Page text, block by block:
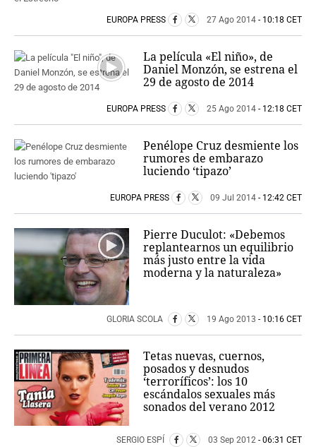
EUROPA PRESS 27 Ago 2014 - 10:18 CET
La película «El niño», de
Daniel Monzón, se estrena el
29 de agosto de 2014
EUROPA PRESS 25 Ago 2014 - 12:18 CET
Penélope Cruz desmiente los
rumores de embarazo
luciendo ‘tipazo’
EUROPA PRESS 09 Jul 2014 - 12:42 CET
Pierre Duculot: «Debemos
replantearnos un equilibrio
más justo entre la vida
moderna y la naturaleza»
GLORIA SCOLA 19 Ago 2013 - 10:16 CET
Tetas nuevas, cuernos,
posados y desnudos
‘terroríficos’: los 10
escándalos sexuales más
sonados del verano 2012
SERGIO ESPÍ 03 Sep 2012 - 06:31 CET